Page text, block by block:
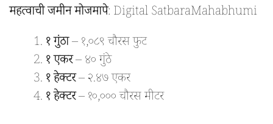
महत्वाची जमीन मोजमापे: Digital SatbaraMahabhumi
१ गुंठा– १,०८९ चौरस फुट
१ एकर– ४० गुंठे
१ हेक्टर– २.४७ एकर
१ हेक्टर– १०,००० चौरस मीटर